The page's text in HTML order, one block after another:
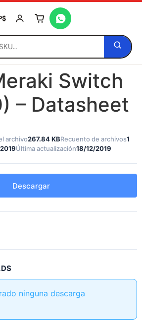
Tu carrito está vacío
Switch
– Datasheet
archivo267.84 KBRecuento de archivos1
Última actualización18/12/2019
Descargar
ninguna descarga